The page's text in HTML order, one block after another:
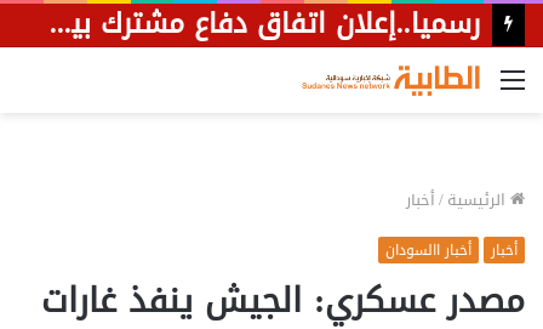
القائمة
الرئيسية/أخبار
أخبار أخبار االسودان
مصدر عسكري: الجيش ينفذ غارات